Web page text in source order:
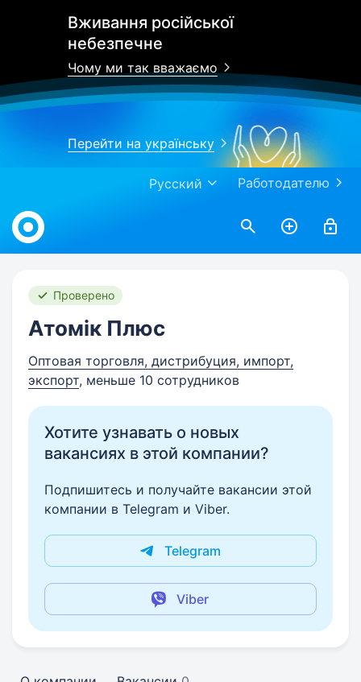
Вживання російської
небезпечне
Чому ми так вважаємо
Перейти на українську
Работодателю
Русский
Work.ua
Проверено
Атомік Плюс
Оптовая торговля, дистрибуция, импорт,
экспорт, меньше 10 сотрудников
Хотите узнавать о новых
вакансиях в этой компании?
Подпишитесь и получайте вакансии этой
компании в Telegram и Viber.
Telegram
Viber